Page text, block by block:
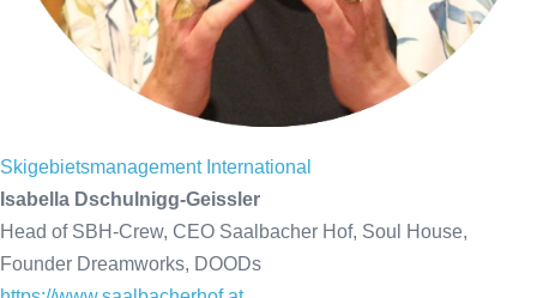
Skigebietsmanagement International
Isabella Dschulnigg-Geissler
Head of SBH-Crew, CEO Saalbacher Hof, Soul House,
Founder Dreamworks, DOODs